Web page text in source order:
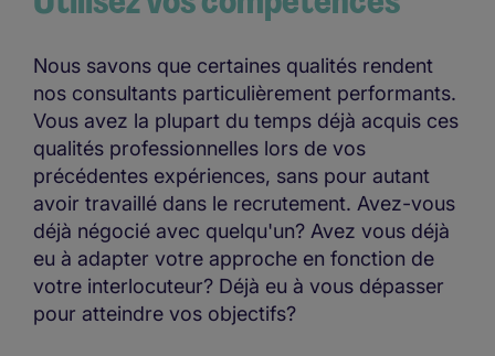
Nous savons que certaines qualités rendent
nos consultants particulièrement performants.
Vous avez la plupart du temps déjà acquis ces
qualités professionnelles lors de vos
précédentes expériences, sans pour autant
avoir travaillé dans le recrutement. Avez-vous
déjà négocié avec quelqu'un? Avez vous déjà
eu à adapter votre approche en fonction de
votre interlocuteur? Déjà eu à vous dépasser
pour atteindre vos objectifs?